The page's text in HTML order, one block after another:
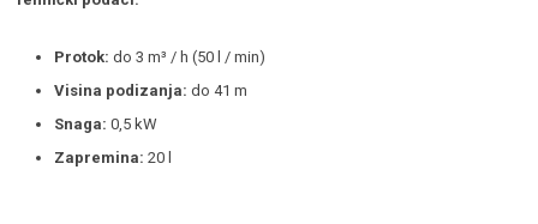
Protok: do 3 m³ / h (50 l / min)
Visina podizanja: do 41 m
Snaga: 0,5 kW
Zapremina: 20 l